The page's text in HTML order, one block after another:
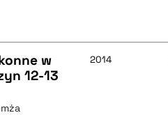
w
12-13
2014